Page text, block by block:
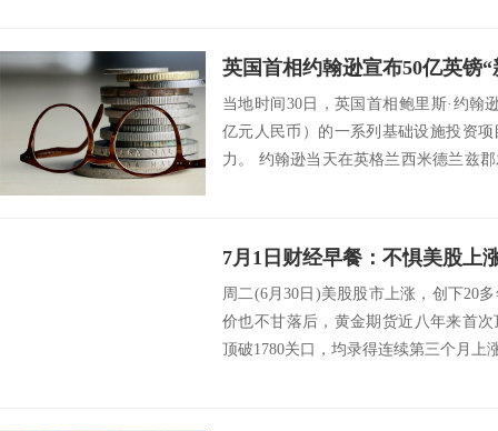
英国首相约翰逊宣布50亿英镑“
当地时间30日，英国首相鲍里斯·约翰
亿元人民币）的一系列基础设施投资
力。 约翰逊当天在英格兰西米德兰兹
周二(6月30日)美股股市上涨，创下20
价也不甘落后，黄金期货近八年来首
顶破1780关口，均录得连续第三个月上